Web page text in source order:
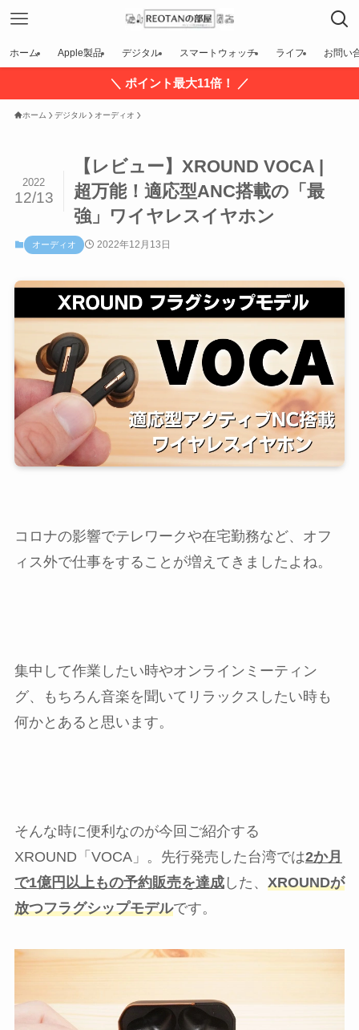
ホーム Apple製品 デジタル スマートウォッチ ライフ お問い
＼ ポイント最大11倍！ ／
ホーム デジタル オーディオ
【レビュー】XROUND VOCA |
超万能！適応型ANC搭載の「最
強」ワイヤレスイヤホン
2022
12/13
オーディオ 2022年12月13日
コロナの影響でテレワークや在宅勤務など、オフ
ィス外で仕事をすることが増えてきましたよね。
集中して作業したい時やオンラインミーティン
グ、もちろん音楽を聞いてリラックスしたい時も
何かとあると思います。
そんな時に便利なのが今回ご紹介する
XROUND「VOCA」。先行発売した台湾では2か月
で1億円以上もの予約販売を達成した、 XROUNDが
放つフラグシップモデルです。